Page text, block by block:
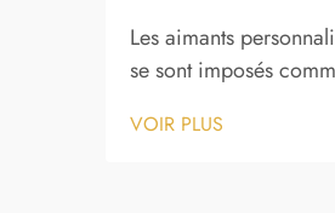
Les aimants
se sont imposés
marketing moderne,
VOIR PLUS